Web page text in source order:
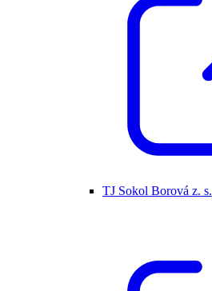
TJ Sokol Borová z. s.